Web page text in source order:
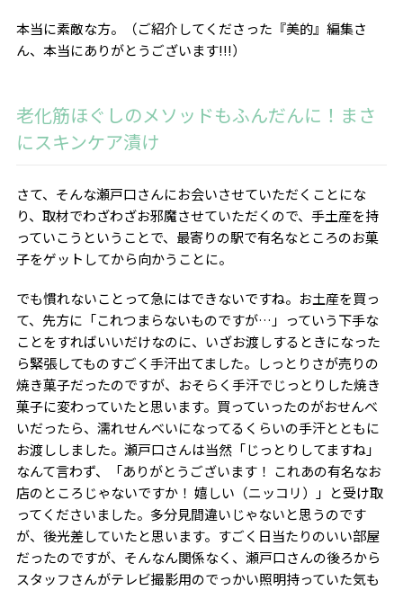
本当に素敵な方。（ご紹介してくださった『美的』編集さ
ん、本当にありがとうございます!!!）
老化筋ほぐしのメソッドもふんだんに！まさ
にスキンケア漬け
さて、そんな瀬戸口さんにお会いさせていただくことにな
り、取材でわざわざお邪魔させていただくので、手土産を持
っていこうということで、最寄りの駅で有名なところのお菓
子をゲットしてから向かうことに。
でも慣れないことって急にはできないですね。お土産を買っ
て、先方に「これつまらないものですが…」っていう下手な
ことをすればいいだけなのに、いざお渡しするときになった
ら緊張してものすごく手汗出てました。しっとりさが売りの
焼き菓子だったのですが、おそらく手汗でじっとりした焼き
菓子に変わっていたと思います。買っていったのがおせんべ
いだったら、濡れせんべいになってるくらいの手汗とともに
お渡ししました。瀬戸口さんは当然「じっとりしてますね」
なんて言わず、「ありがとうございます！ これあの有名なお
店のところじゃないですか！ 嬉しい（ニッコリ）」と受け取
ってくださいました。多分見間違いじゃないと思うのです
が、後光差していたと思います。すごく日当たりのいい部屋
だったのですが、そんなん関係なく、瀬戸口さんの後ろから
スタッフさんがテレビ撮影用のでっかい照明持っていた気も